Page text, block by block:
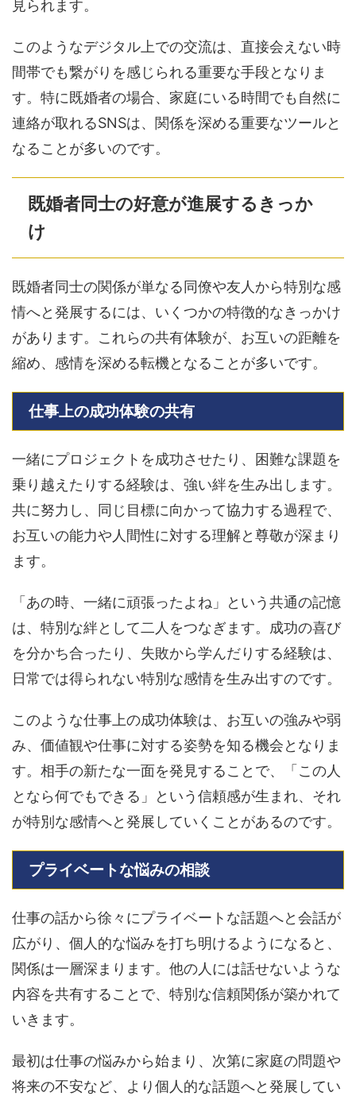
見られます。
このようなデジタル上での交流は、直接会えない時
間帯でも繋がりを感じられる重要な手段となりま
す。特に既婚者の場合、家庭にいる時間でも自然に
連絡が取れるSNSは、関係を深める重要なツールと
なることが多いのです。
既婚者同士の好意が進展するきっか
け
既婚者同士の関係が単なる同僚や友人から特別な感
情へと発展するには、いくつかの特徴的なきっかけ
があります。これらの共有体験が、お互いの距離を
縮め、感情を深める転機となることが多いです。
仕事上の成功体験の共有
一緒にプロジェクトを成功させたり、困難な課題を
乗り越えたりする経験は、強い絆を生み出します。
共に努力し、同じ目標に向かって協力する過程で、
お互いの能力や人間性に対する理解と尊敬が深まり
ます。
「あの時、一緒に頑張ったよね」という共通の記憶
は、特別な絆として二人をつなぎます。成功の喜び
を分かち合ったり、失敗から学んだりする経験は、
日常では得られない特別な感情を生み出すのです。
このような仕事上の成功体験は、お互いの強みや弱
み、価値観や仕事に対する姿勢を知る機会となりま
す。相手の新たな一面を発見することで、「この人
となら何でもできる」という信頼感が生まれ、それ
が特別な感情へと発展していくことがあるのです。
プライベートな悩みの相談
仕事の話から徐々にプライベートな話題へと会話が
広がり、個人的な悩みを打ち明けるようになると、
関係は一層深まります。他の人には話せないような
内容を共有することで、特別な信頼関係が築かれて
いきます。
最初は仕事の悩みから始まり、次第に家庭の問題や
将来の不安など、より個人的な話題へと発展してい